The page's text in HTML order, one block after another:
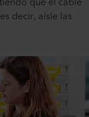
decir, aísle las